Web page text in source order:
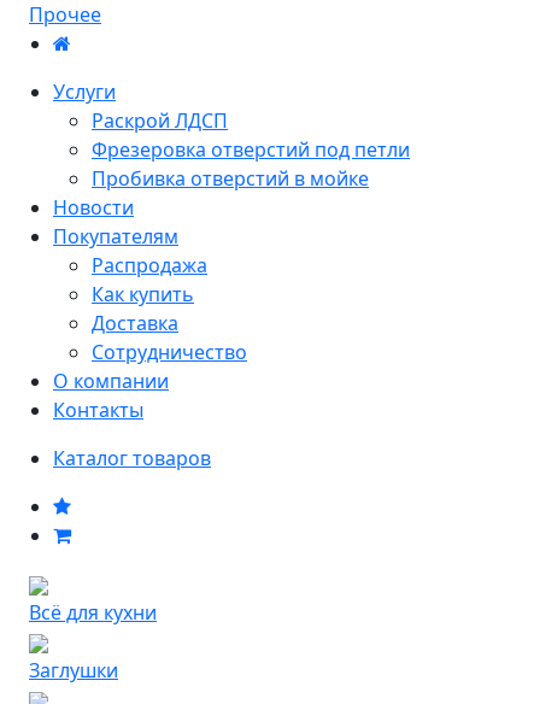
Прочее
Услуги
Раскрой ЛДСП
Фрезеровка отверстий под петли
Пробивка отверстий в мойке
Новости
Покупателям
Распродажа
Как купить
Доставка
Сотрудничество
О компании
Контакты
Каталог товаров
Всё для кухни
Заглушки